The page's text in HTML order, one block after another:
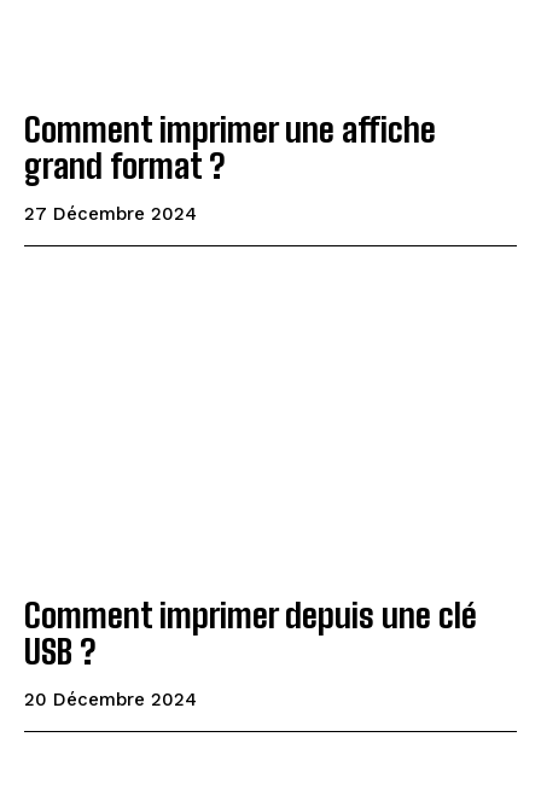
Comment imprimer une affiche
grand format ?
27 Décembre 2024
Comment imprimer depuis une clé
USB ?
20 Décembre 2024